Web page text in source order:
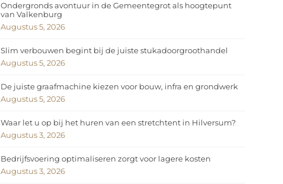
Ondergronds avontuur in de Gemeentegrot als hoogtepunt
van Valkenburg
Augustus 5, 2026
Slim verbouwen begint bij de juiste stukadoorgroothandel
Augustus 5, 2026
De juiste graafmachine kiezen voor bouw, infra en grondwerk
Augustus 5, 2026
Waar let u op bij het huren van een stretchtent in Hilversum?
Augustus 3, 2026
Bedrijfsvoering optimaliseren zorgt voor lagere kosten
Augustus 3, 2026